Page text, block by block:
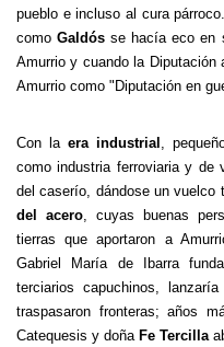
pueblo e incluso al cura
comoGaldós se hacía eco en
Amurrio y cuando la
Amurrio como "Diputación en
Con la era industrial ,
como industria ferroviaria y de
del caserío, dándose un vuelco
del acero, cuyas buenas
tierras que aportaron a
Gabriel María de Ibarra
terciarios capuchinos,
traspasaron fronteras; años
Catequesis y doñaFe Tercilla